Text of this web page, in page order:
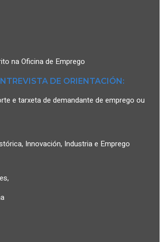
na Oficina de Emprego
DE ORIENTACIÓN:
e tarxeta de demandante de emprego ou
Innovación, Industria e Emprego